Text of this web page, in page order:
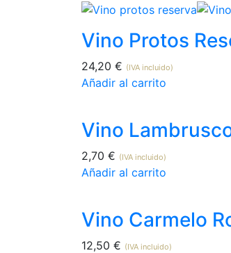
Vino Protos
24,20 € (IVA incluido)
Añadir al carrito
Vino
2,70 € (IVA incluido)
Añadir al carrito
Vino Carmelo
12,50 € (IVA incluido)